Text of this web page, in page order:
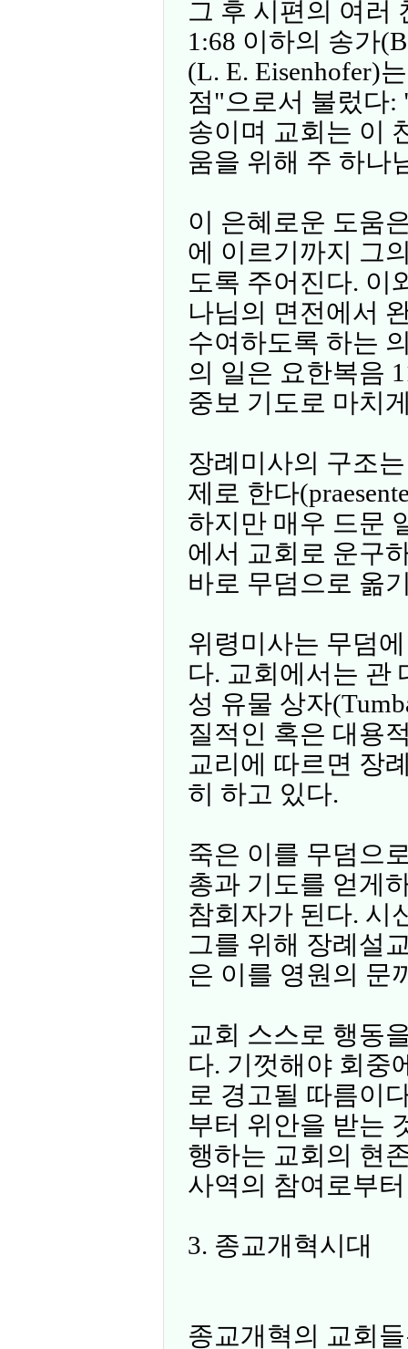
그 후 시편의 여러
1:68 이하의 송가
(L. E. Eisenhofer)
점"으로서 불렀다:
송이며 교회는 이
움을 위해 주 하나
이 은혜로운 도움
에 이르기까지 그
도록 주어진다. 이
나님의 면전에서
수여하도록 하는
의 일은 요한복음
중보 기도로 마치
장례미사의 구조
제로 한다
하지만 매우 드문
에서 교회로 운구
바로 무덤으로 옮
위령미사는 무덤
다. 교회에서는 관
성 유물 상자
질적인 혹은 대용
교리에 따르면 장
히 하고 있다.
죽은 이를 무덤으
총과 기도를 얻게
참회자가 된다. 시
그를 위해 장례설
은 이를 영원의 문
교회 스스로 행동
다. 기껏해야 회중
로 경고될 따름이
부터 위안을 받는
행하는 교회의 현
사역의 참여로부
3. 종교개혁시대
종교개혁의 교회